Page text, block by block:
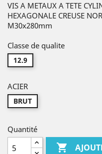
VIS A METAUX A TETE
HEXAGONALE CREUSE
M30x280mm
Classe de qualite
12.9
ACIER
BRUT
Quantité
